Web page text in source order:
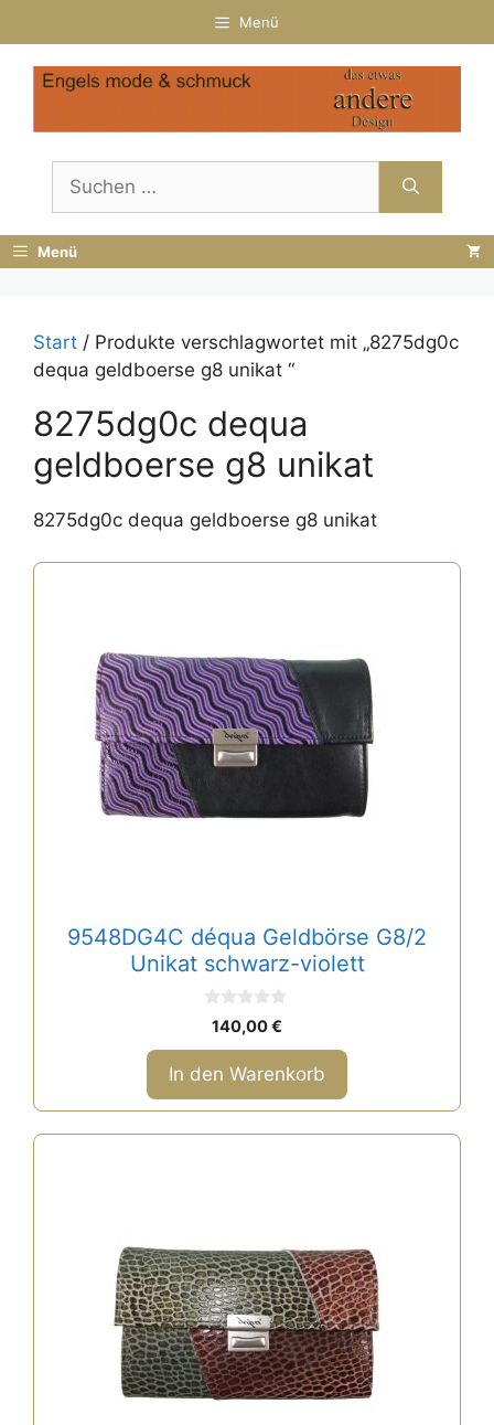
Inhalt
springen
Menü
nach:
Menü
Start / Produkte verschlagwortet mit „8275dg0c
dequa geldboerse g8 unikat “
8275dg0c dequa
geldboerse g8 unikat
8275dg0c dequa geldboerse g8 unikat
9548DG4C déqua Geldbörse G8/2
Unikat schwarz-violett
0
o
5
140,00€
In den Warenkorb